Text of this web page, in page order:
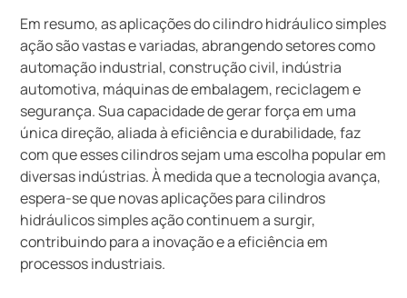
Em resumo, as aplicações do cilindro hidráulico simples
ação são vastas e variadas, abrangendo setores como
automação industrial, construção civil, indústria
automotiva, máquinas de embalagem, reciclagem e
segurança. Sua capacidade de gerar força em uma
única direção, aliada à eficiência e durabilidade, faz
com que esses cilindros sejam uma escolha popular em
diversas indústrias. À medida que a tecnologia avança,
espera-se que novas aplicações para cilindros
hidráulicos simples ação continuem a surgir,
contribuindo para a inovação e a eficiência em
processos industriais.